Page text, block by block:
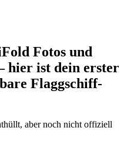
Fotos und
hier ist dein erster
Flaggschiff-
aber noch nicht offiziell